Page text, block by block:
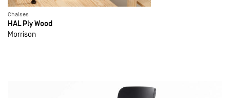
Chaises
HAL Ply Wood
Morrison